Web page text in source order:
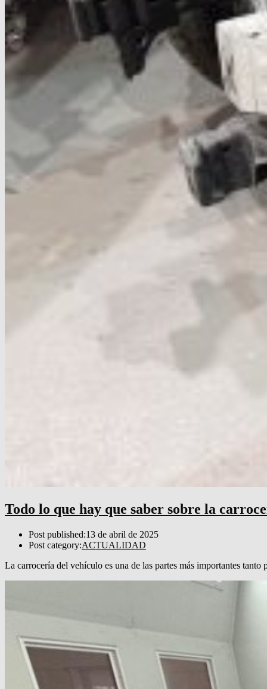
Todo lo que hay que saber sobre la
Post published:13 de abril de 2025
Post category:ACTUALIDAD
La carrocería del vehículo es una de las partes más importantes